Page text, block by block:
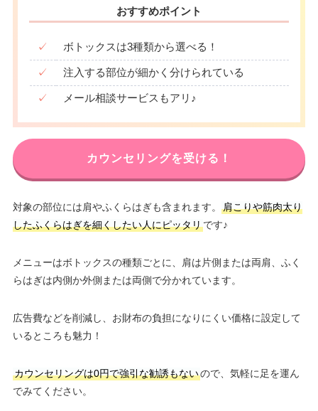
おすすめポイント
✓ ボトックスは3種類から選べる！
✓ 注入する部位が細かく分けられている
✓ メール相談サービスもアリ♪
カウンセリングを受ける！
対象の部位には肩やふくらはぎも含まれます。
肩こりや筋肉太り
したふくらはぎを細くしたい人にピッタリです♪
メニューはボトックスの種類ごとに、肩は片側または両肩、ふく
らはぎは内側か外側または両側で分かれています。
広告費などを削減し、お財布の負担になりにくい価格に設定して
いるところも魅力！
カウンセリングは0円で強引な勧誘もないので、気軽に足を運ん
でみてください。